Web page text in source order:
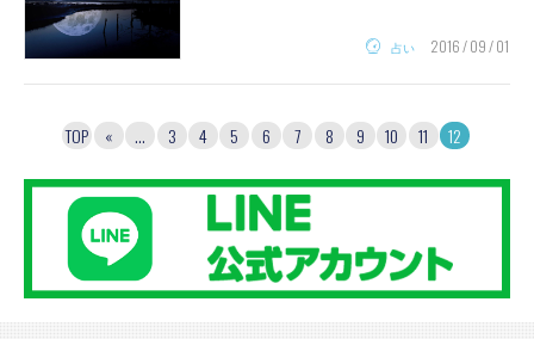
占い 2016 / 09 / 01
TOP « ... 3 4 5 6 7 8 9 10 11 12